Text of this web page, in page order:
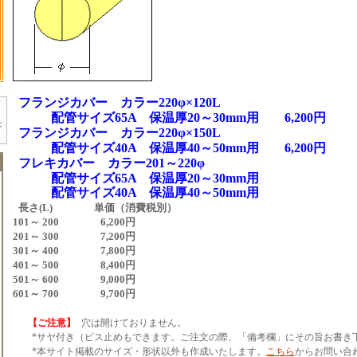
フランジカバー カラー220φ×120L
配管サイズ65A 保温厚20～30mm用 6,200円
フランジカバー カラー220φ×150L
配管サイズ40A 保温厚40～50mm用 6,200円
フレキカバー カラー201～220φ
配管サイズ65A 保温厚20～30mm用
配管サイズ40A 保温厚40～50mm用
長さ(L) 単価（消費税別）
101～ 200 6,200円
201～ 300 7,200円
301～ 400 7,800円
401～ 500 8,400円
501～ 600 9,000円
601～ 700 9,700円
【ご注意】
穴は開けておりません。
*サヤ付き（ビス止めもできます。ご注文の際、「備考欄」にその旨お書き
*本サイト掲載のサイズ・形状以外も作成いたします。
こちらからお問い合